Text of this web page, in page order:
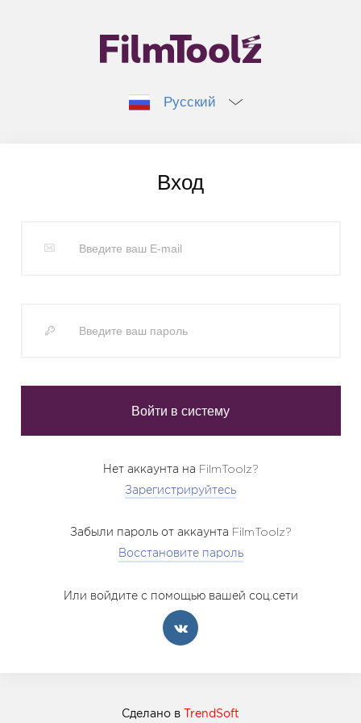
Русский
Вход
Нет аккаунта на FilmToolz?
Зарегистрируйтесь
Забыли пароль от аккаунта FilmToolz?
Восстановите пароль
Или войдите с помощью вашей соц.сети
Сделано в TrendSoft